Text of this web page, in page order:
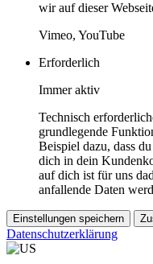
wir auf dieser
Vimeo, YouTube
Erforderlich
Immer aktiv
Technisch
grundlegende
Beispiel dazu, dass
dich in dein
auf dich ist für uns
anfallende Daten
Einstellungen speichern
Datenschutzerklärung